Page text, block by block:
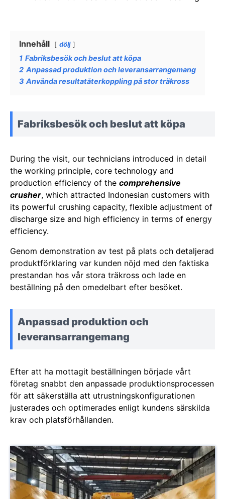
Innehåll dölj
1 Fabriksbesök och beslut att köpa
2 Anpassad produktion och leveransarrangemang
3 Använda resultatåterkoppling på stor träkross
Fabriksbesök och beslut att köpa
During the visit, our technicians introduced in detail
the working principle, core technology and
production efficiency of the comprehensive
crusher, which attracted Indonesian customers with
its powerful crushing capacity, flexible adjustment of
discharge size and high efficiency in terms of energy
efficiency.
Genom demonstration av test på plats och detaljerad
produktförklaring var kunden nöjd med den faktiska
prestandan hos vår stora träkross och lade en
beställning på den omedelbart efter besöket.
Anpassad produktion och
leveransarrangemang
Efter att ha mottagit beställningen började vårt
företag snabbt den anpassade produktionsprocessen
för att säkerställa att utrustningskonfigurationen
justerades och optimerades enligt kundens särskilda
krav och platsförhållanden.